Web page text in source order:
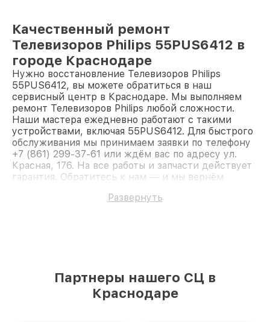
Качественный ремонт
Телевизоров Philips 55PUS6412 в
городе Краснодаре
Нужно восстановление Телевизоров Philips
55PUS6412, вы можете обратиться в наш
сервисный центр в Краснодаре. Мы выполняем
ремонт Телевизоров Philips любой сложности.
Наши мастера ежедневно работают с такими
устройствами, включая 55PUS6412. Для быстрого
обслуживания мы принимаем заявки по телефону
+7 (861) 299-37-61 или ждём вас по адресу ул.
Красная, 176. На все работы и запчасти действует
гарантия. Обратитесь к нам — и мы вернём
Развернуть
Партнеры нашего СЦ в
Краснодаре